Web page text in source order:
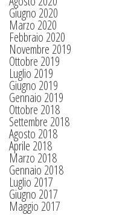
Giugno 2020
Marzo 2020
Febbraio 2020
Novembre 2019
Ottobre 2019
Luglio 2019
Giugno 2019
Gennaio 2019
Ottobre 2018
Settembre 2018
Agosto 2018
Aprile 2018
Marzo 2018
Gennaio 2018
Luglio 2017
Giugno 2017
Maggio 2017